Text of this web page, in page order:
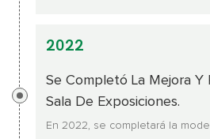
2022
Se Completó La Mejora Y
Sala De Exposiciones.
En 2022, se completará la